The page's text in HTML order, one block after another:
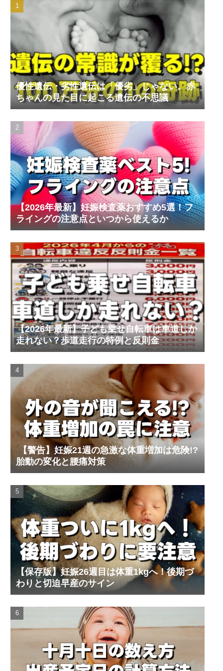
優性遺伝・劣性遺伝は「優劣」じゃない。赤
ちゃんの見た目に起こる遺伝の不思議
【2026年最新】妊娠検査薬おすすめ5選！フ
ライングの注意点といつから使えるか
【2026年最新】子ども乗せ自転車は車道しか
走れない？歩道走行の特例と反則金
【警告】妊娠21週の急激な体重増加は危険!?
胎動の変化と腰痛対策
【保存版】妊娠26週目は体重1kgへ！後期づ
わりと切迫早産のサイン